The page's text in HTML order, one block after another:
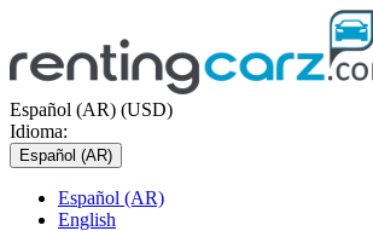
Español (AR) (USD)
Idioma:
Español (AR)
Español (AR)
English